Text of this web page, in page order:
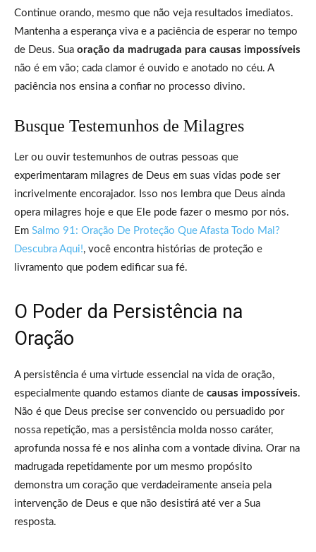
Continue orando, mesmo que não veja resultados imediatos.
Mantenha a esperança viva e a paciência de esperar no tempo
de Deus. Sua oração da madrugada para causas impossíveis
não é em vão; cada clamor é ouvido e anotado no céu. A
paciência nos ensina a confiar no processo divino.
Busque Testemunhos de Milagres
Ler ou ouvir testemunhos de outras pessoas que
experimentaram milagres de Deus em suas vidas pode ser
incrivelmente encorajador. Isso nos lembra que Deus ainda
opera milagres hoje e que Ele pode fazer o mesmo por nós.
Em Salmo 91: Oração De Proteção Que Afasta Todo Mal?
Descubra Aqui!, você encontra histórias de proteção e
livramento que podem edificar sua fé.
O Poder da Persistência na
Oração
A persistência é uma virtude essencial na vida de oração,
especialmente quando estamos diante de causas impossíveis.
Não é que Deus precise ser convencido ou persuadido por
nossa repetição, mas a persistência molda nosso caráter,
aprofunda nossa fé e nos alinha com a vontade divina. Orar na
madrugada repetidamente por um mesmo propósito
demonstra um coração que verdadeiramente anseia pela
intervenção de Deus e que não desistirá até ver a Sua
resposta.